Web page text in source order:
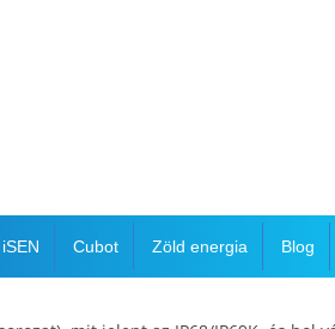
iSEN Cubot Zöld energia Blog